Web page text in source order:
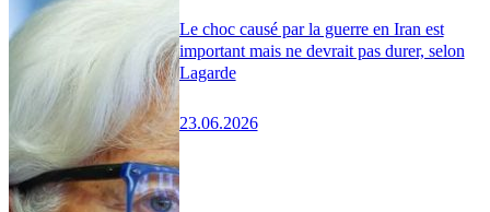
Le choc causé par la guerre en Iran est
important mais ne devrait pas durer, selon
Lagarde
23.06.2026